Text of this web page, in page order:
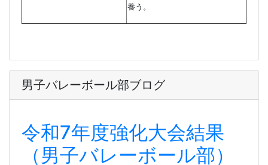
養う。
男子バレーボール部ブログ
令和7年度強化大会結果
（男子バレーボール部）